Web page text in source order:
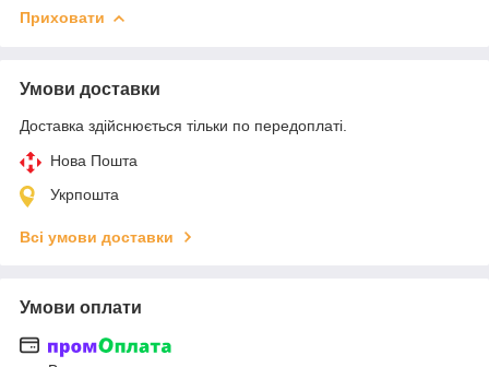
Приховати
Умови доставки
Доставка здійснюється тільки по передоплаті.
Нова Пошта
Укрпошта
Всі умови доставки
Умови оплати